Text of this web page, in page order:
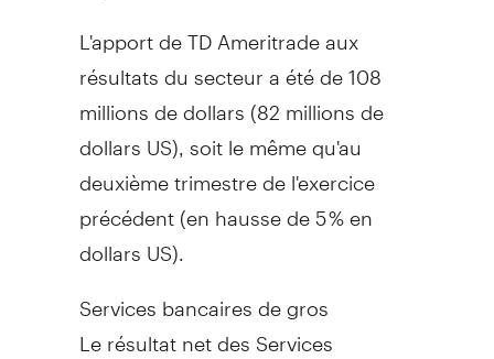
L'apport de TD Ameritrade aux
résultats du secteur a été de 108
millions de dollars (82 millions de
dollars US), soit le même qu'au
deuxième trimestre de l'exercice
précédent (en hausse de 5 % en
dollars US).
Services bancaires de gros
Le résultat net des Services